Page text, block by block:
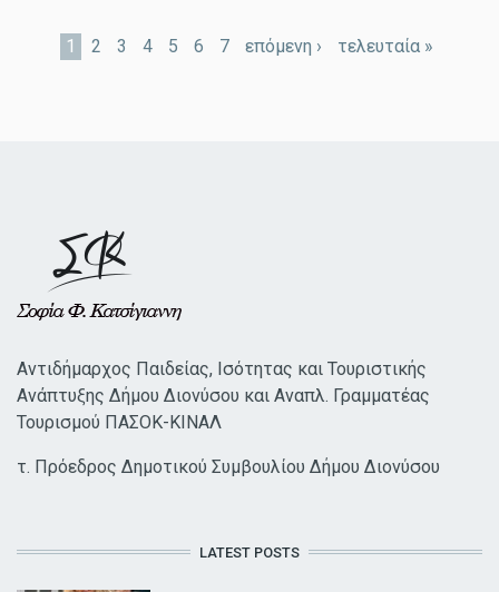
1 2 3 4 5 6 7 επόμενη › τελευταία »
Αντιδήμαρχος Παιδείας, Ισότητας και Τουριστικής
Ανάπτυξης Δήμου Διονύσου και Αναπλ. Γραμματέας
Τουρισμού ΠΑΣΟΚ-ΚΙΝΑΛ
τ. Πρόεδρος Δημοτικού Συμβουλίου Δήμου Διονύσου
LATEST POSTS